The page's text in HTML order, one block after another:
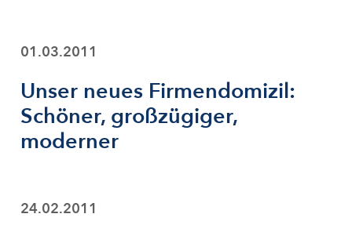
01.03.2011
Unser neues Firmendomizil:
Schöner, großzügiger,
moderner
24.02.2011